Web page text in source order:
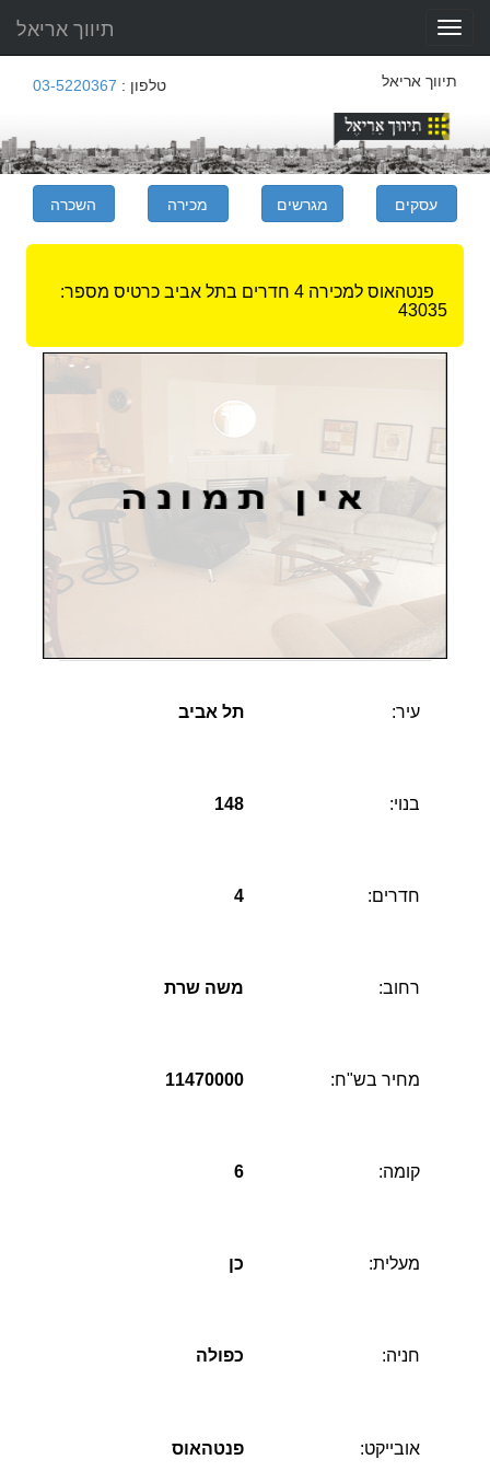
Toggle
navigation
תיווך אריאל
טלפון : 03-5220367 תיווך אריאל
פנטהאוס למכירה 4 חדרים בתל אביב
כרטיס מספר:
43035
עיר: תל אביב
בנוי: 148
חדרים: 4
רחוב: משה שרת
מחיר בש"ח: 11470000
קומה: 6
מעלית: כן
חניה: כפולה
אובייקט: פנטהאוס